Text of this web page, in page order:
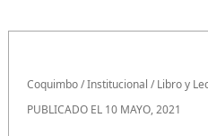
Coquimbo/Institucional /Libro y
PUBLICADO EL 10 MAYO, 2021